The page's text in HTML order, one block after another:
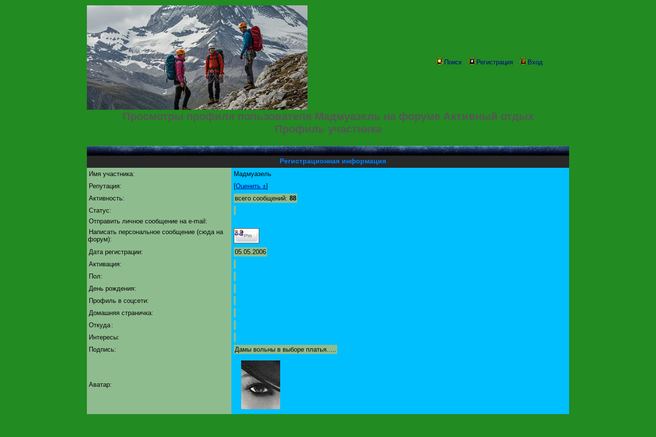
Поиск Регистрация Вход
Просмотры профиля пользователя Мадмуазель на форуме Активный отдых
Профиль участника
Регистрационная информация
Имя участника:
Мадмуазель
Репутация:
[Оценить ±]
Активность:
всего сообщений: 88
Статус:
Отправить личное сообщение на e-mail:
Написать персональное сообщение (сюда на
форум):
Дата регистрации:
05.05.2006
Активация:
Пол:
День рождения:
Профиль в соцсети:
Домашняя страничка:
Откуда :
Интересы:
Подпись:
Дамы вольны в выборе платья.....
Аватар: